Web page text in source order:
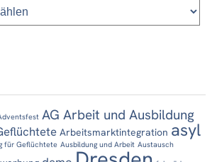
AG Arbeit und Ausbildung
Arbeitsmarktintegration asyl
für Geflüchtete Ausbildung und Arbeit Austausch